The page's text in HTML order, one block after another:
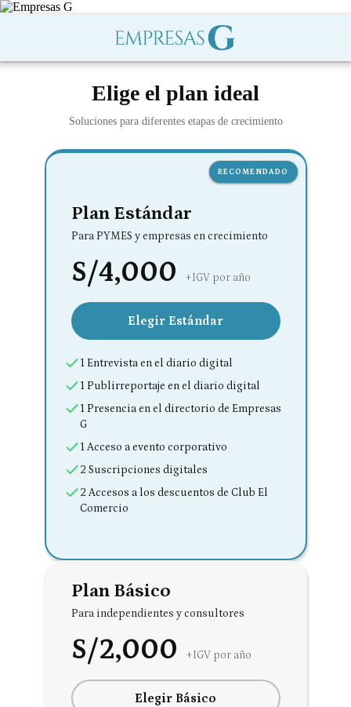
Elige el plan ideal
Soluciones para diferentes etapas de crecimiento